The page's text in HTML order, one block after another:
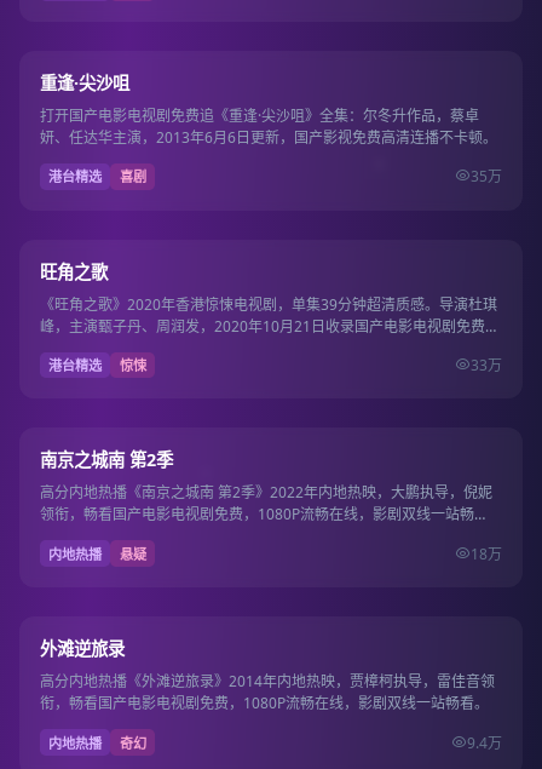
9.5
重逢·尖沙咀
打开国产电影电视剧免费追《重逢·尖沙咀》全集：尔冬升作品，蔡卓
妍、任达华主演，2013年6月6日更新，国产影视免费高清连播不卡顿。
港台精选 喜剧 35万
9.5
旺角之歌
《旺角之歌》2020年香港惊悚电视剧，单集39分钟超清质感。导演杜琪
峰，主演甄子丹、周润发，2020年10月21日收录国产电影电视剧免费片
库。
港台精选 惊悚 33万
9.5
南京之城南 第2季
高分内地热播《南京之城南 第2季》2022年内地热映，大鹏执导，倪妮
领衔，畅看国产电影电视剧免费，1080P流畅在线，影剧双线一站畅
看。
内地热播 悬疑 18万
9.5
外滩逆旅录
高分内地热播《外滩逆旅录》2014年内地热映，贾樟柯执导，雷佳音领
衔，畅看国产电影电视剧免费，1080P流畅在线，影剧双线一站畅看。
内地热播 奇幻 9.4万